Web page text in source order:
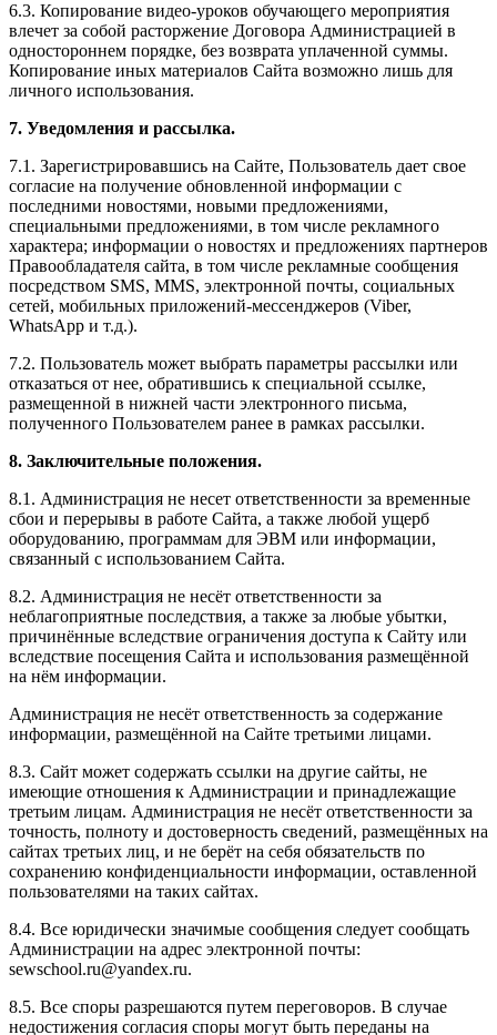
6.3. Копирование видео-уроков обучающего мероприятия
влечет за собой расторжение Договора Администрацией в
одностороннем порядке, без возврата уплаченной суммы.
Копирование иных материалов Сайта возможно лишь для
личного использования.
7. Уведомления и рассылка.
7.1. Зарегистрировавшись на Сайте, Пользователь дает свое
согласие на получение обновленной информации с
последними новостями, новыми предложениями,
специальными предложениями, в том числе рекламного
характера; информации о новостях и предложениях партнеров
Правообладателя сайта, в том числе рекламные сообщения
посредством SMS, MMS, электронной почты, социальных
сетей, мобильных приложений-мессенджеров (Viber,
WhatsApp и т.д.).
7.2. Пользователь может выбрать параметры рассылки или
отказаться от нее, обратившись к специальной ссылке,
размещенной в нижней части электронного письма,
полученного Пользователем ранее в рамках рассылки.
8. Заключительные положения.
8.1. Администрация не несет ответственности за временные
сбои и перерывы в работе Сайта, а также любой ущерб
оборудованию, программам для ЭВМ или информации,
связанный с использованием Сайта.
8.2. Администрация не несёт ответственности за
неблагоприятные последствия, а также за любые убытки,
причинённые вследствие ограничения доступа к Сайту или
вследствие посещения Сайта и использования размещённой
на нём информации.
Администрация не несёт ответственность за содержание
информации, размещённой на Сайте третьими лицами.
8.3. Сайт может содержать ссылки на другие сайты, не
имеющие отношения к Администрации и принадлежащие
третьим лицам. Администрация не несёт ответственности за
точность, полноту и достоверность сведений, размещённых на
сайтах третьих лиц, и не берёт на себя обязательств по
сохранению конфиденциальности информации, оставленной
пользователями на таких сайтах.
8.4. Все юридически значимые сообщения следует сообщать
Администрации на адрес электронной почты:
sewschool.ru@yandex.ru.
8.5. Все споры разрешаются путем переговоров. В случае
недостижения согласия споры могут быть переданы на